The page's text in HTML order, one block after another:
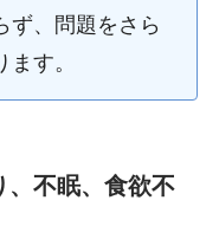
ず、問題をさら
す。
、不眠、食欲不